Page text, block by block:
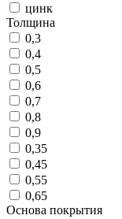
цинк
Толщина
0,3
0,4
0,5
0,6
0,7
0,8
0,9
0,35
0,45
0,55
0,65
Основа покрытия